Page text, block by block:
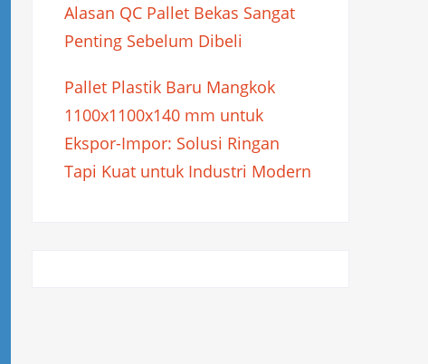
Alasan QC Pallet Bekas Sangat
Penting Sebelum Dibeli
Pallet Plastik Baru Mangkok
1100x1100x140 mm untuk
Ekspor-Impor: Solusi Ringan
Tapi Kuat untuk Industri Modern